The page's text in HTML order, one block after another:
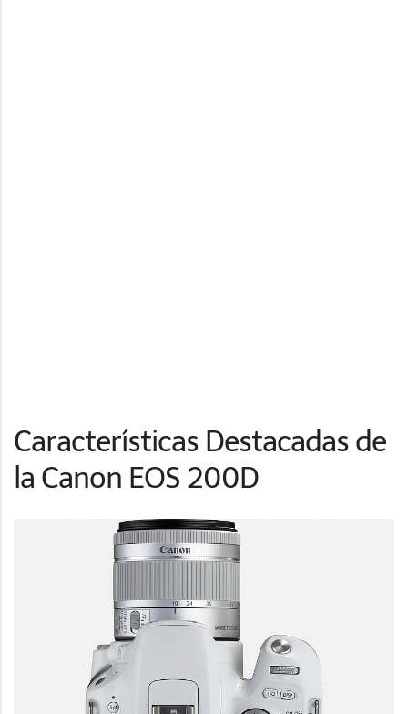
Características Destacadas de
la Canon EOS 200D